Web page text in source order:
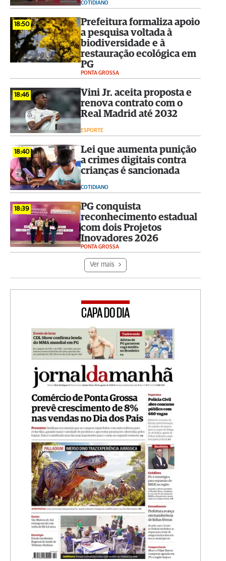
COTIDIANO
18:50
Prefeitura formaliza apoio
a pesquisa voltada à
biodiversidade e à
restauração ecológica em
PG
PONTA GROSSA
18:46
Vini Jr. aceita proposta e
renova contrato com o
Real Madrid até 2032
ESPORTE
18:40
Lei que aumenta punição
a crimes digitais contra
crianças é sancionada
COTIDIANO
18:39
PG conquista
reconhecimento estadual
com dois Projetos
Inovadores 2026
PONTA GROSSA
Ver mais
CAPA DO DIA